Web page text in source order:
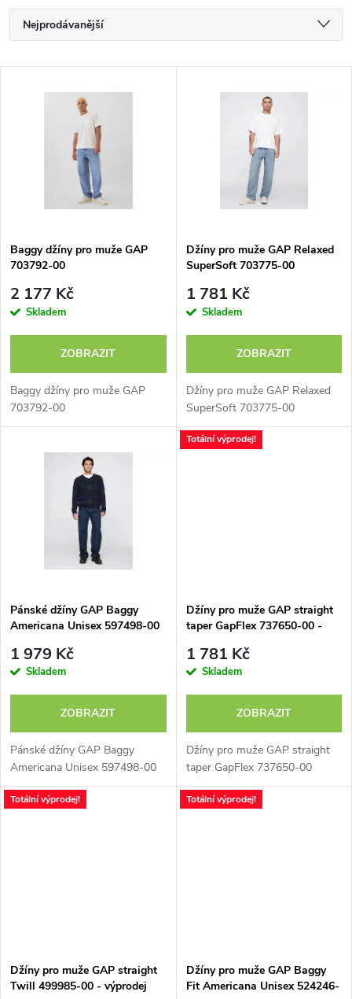
Ř
a
p
r
o
d
u
Nejprodávanější
s
p
r
d
u
Baggy džíny pro muže GAP
703792-00
2 177 Kč
Skladem
ZOBRAZIT
Baggy džíny pro muže GAP
703792-00
Džíny pro muže GAP Relaxed
SuperSoft 703775-00
1 781 Kč
Skladem
ZOBRAZIT
Džíny pro muže GAP Relaxed
SuperSoft 703775-00
Pánské džíny GAP Baggy
Americana Unisex 597498-00
1 979 Kč
Skladem
ZOBRAZIT
Pánské džíny GAP Baggy
Americana Unisex 597498-00
Totální výprodej!
Džíny pro muže GAP straight
taper GapFlex 737650-00 -
1 781 Kč
Skladem
ZOBRAZIT
Džíny pro muže GAP straight
taper GapFlex 737650-00
Totální výprodej!
Džíny pro muže GAP straight
Twill 499985-00 - výprodej
Totální výprodej!
Džíny pro muže GAP Baggy
Fit Americana Unisex 524246-